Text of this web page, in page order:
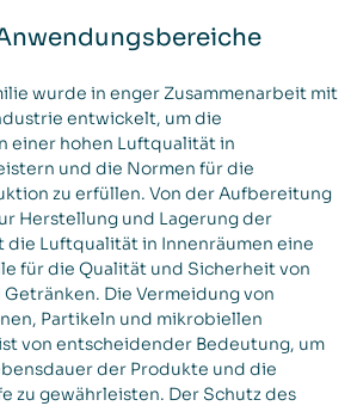
wurde in enger Zusammenarbeit mit
entwickelt, um die
einer hohen Luftqualität in
und die Normen für die
zu erfüllen. Von der Aufbereitung
Herstellung und Lagerung der
Luftqualität in Innenräumen eine
für die Qualität und Sicherheit von
Die Vermeidung von
Partikeln und mikrobiellen
von entscheidender Bedeutung, um
der Produkte und die
zu gewährleisten. Der Schutz des